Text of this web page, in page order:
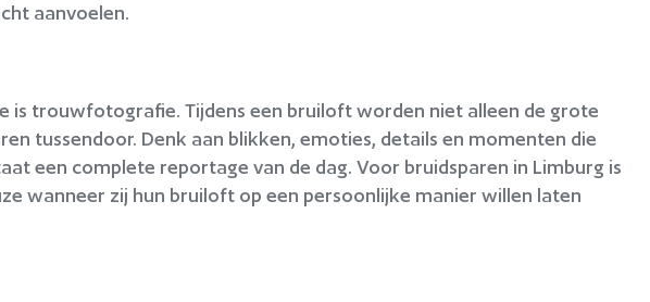
aanvoelen.
is trouwfotografie. Tijdens een bruiloft worden niet alleen de grote
tussendoor. Denk aan blikken, emoties, details en momenten die
een complete reportage van de dag. Voor bruidsparen in Limburg is
wanneer zij hun bruiloft op een persoonlijke manier willen laten